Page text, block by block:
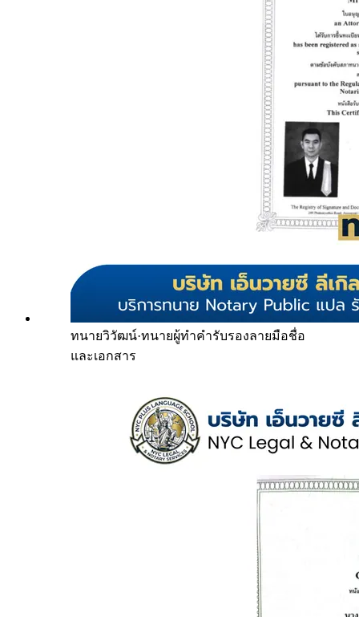
ทนายวิวัฒน์·ทนายผู้ทำคำรับรองลายมือชื่อ
และเอกสาร